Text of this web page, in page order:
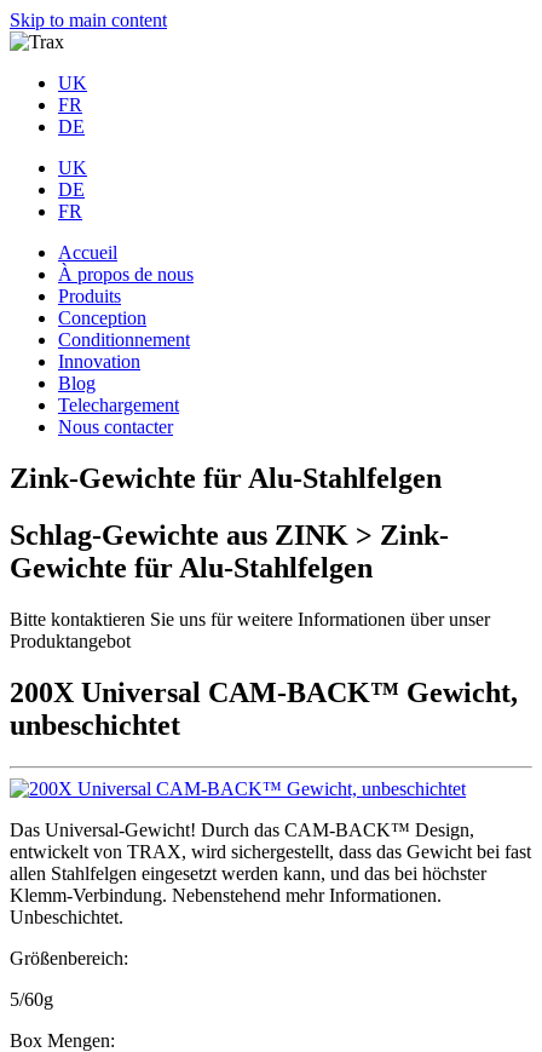
Skip to main content
UK
FR
DE
UK
DE
FR
Accueil
À propos de nous
Produits
Conception
Conditionnement
Innovation
Blog
Telechargement
Nous contacter
Zink-Gewichte für Alu-Stahlfelgen
Schlag-Gewichte aus ZINK > Zink-
Gewichte für Alu-Stahlfelgen
Bitte kontaktieren Sie uns für weitere Informationen über unser
Produktangebot
200X Universal CAM-BACK™ Gewicht,
unbeschichtet
Das Universal-Gewicht! Durch das CAM-BACK™ Design,
entwickelt von TRAX, wird sichergestellt, dass das Gewicht bei fast
allen Stahlfelgen eingesetzt werden kann, und das bei höchster
Klemm-Verbindung. Nebenstehend mehr Informationen.
Unbeschichtet.
Größenbereich:
5/60g
Box Mengen: